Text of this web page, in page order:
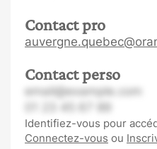
Contact pro
Contact perso
email@example.com
Identifiez-vous pour
Connectez-vous ou